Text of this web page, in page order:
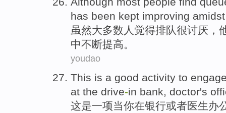
has been kept improving
虽然大多数 人 觉得排队很讨厌 ，
中不断提高。
youdao
This is a good activity to
at the drive-in bank, doctor's
这是一项当你在银行或者医生办